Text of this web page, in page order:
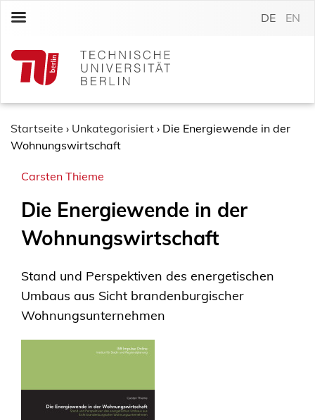
c
DE EN
Startseite › Unkategorisiert › Die Energiewende in der
Wohnungswirtschaft
Carsten Thieme
Die Energiewende in der
Wohnungswirtschaft
Stand und Perspektiven des energetischen
Umbaus aus Sicht brandenburgischer
Wohnungsunternehmen